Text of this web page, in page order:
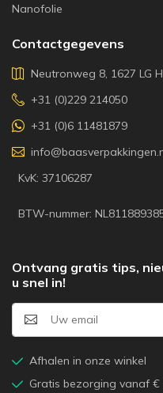
Nanofolie
Contactgegevens
Neutronweg 8, 1627 LG
+31 (0)229 214050
+31 (0)6 11481879
KvK: 37106287
BTW-nummer:
Ontvang gratis tips,
u snel in!
Afhalen in onze winkel
Gratis bezorging vanaf €